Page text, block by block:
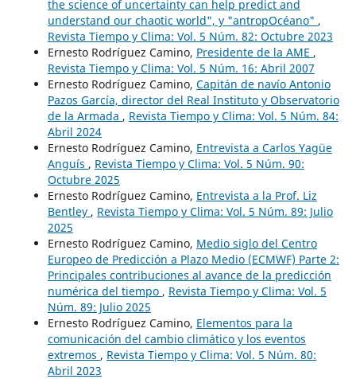
the science of uncertainty can help predict and
understand our chaotic world", y "antropOcéano" ,
Revista Tiempo y Clima: Vol. 5 Núm. 82: Octubre 2023
Ernesto Rodríguez Camino, Presidente de la AME ,
Revista Tiempo y Clima: Vol. 5 Núm. 16: Abril 2007
Ernesto Rodríguez Camino, Capitán de navío Antonio
Pazos García, director del Real Instituto y Observatorio
de la Armada , Revista Tiempo y Clima: Vol. 5 Núm. 84:
Abril 2024
Ernesto Rodríguez Camino, Entrevista a Carlos Yagüe
Anguís , Revista Tiempo y Clima: Vol. 5 Núm. 90:
Octubre 2025
Ernesto Rodríguez Camino, Entrevista a la Prof. Liz
Bentley , Revista Tiempo y Clima: Vol. 5 Núm. 89: Julio
2025
Ernesto Rodríguez Camino, Medio siglo del Centro
Europeo de Predicción a Plazo Medio (ECMWF) Parte 2:
Principales contribuciones al avance de la predicción
numérica del tiempo , Revista Tiempo y Clima: Vol. 5
Núm. 89: Julio 2025
Ernesto Rodríguez Camino, Elementos para la
comunicación del cambio climático y los eventos
extremos , Revista Tiempo y Clima: Vol. 5 Núm. 80:
Abril 2023